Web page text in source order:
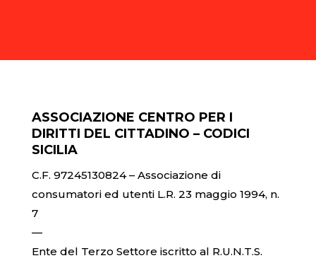
ASSOCIAZIONE CENTRO PER I
DIRITTI DEL CITTADINO – CODICI
SICILIA
C.F. 97245130824 – Associazione di
consumatori ed utenti L.R. 23 maggio 1994, n.
7
—
Ente del Terzo Settore iscritto al R.U.N.T.S.